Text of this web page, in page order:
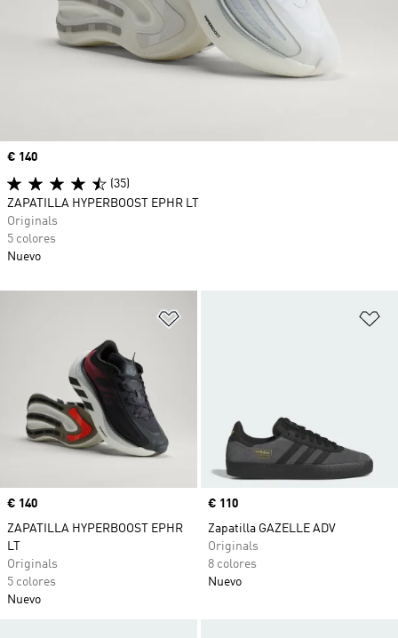
Precio
€ 140
ZAPATILLA HYPERBOOST EPHR
LT
Originals
5 colores
Nuevo
Precio
€ 110
Zapatilla GAZELLE ADV
Originals
8 colores
Nuevo
Precio
€ 140
(35)
ZAPATILLA HYPERBOOST EPHR LT
Originals
5 colores
Nuevo